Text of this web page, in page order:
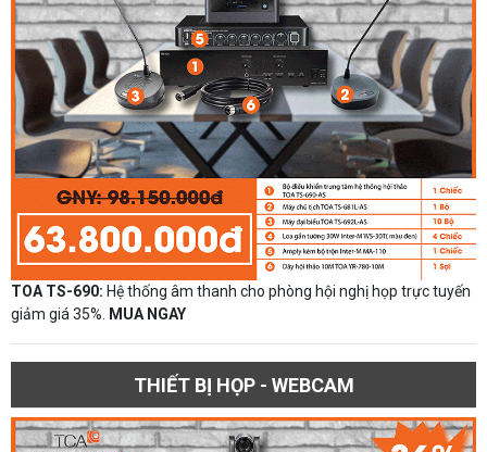
TOA TS-690: Hệ thống âm thanh cho phòng hội nghị họp trực tuyến
giảm giá 35%. MUA NGAY
THIẾT BỊ HỌP - WEBCAM